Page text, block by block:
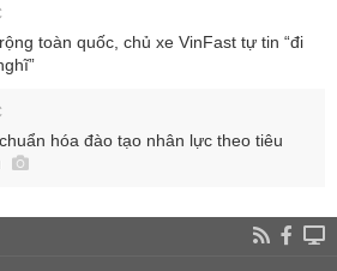
toàn quốc, chủ xe VinFast tự tin “đi
hóa đào tạo nhân lực theo tiêu